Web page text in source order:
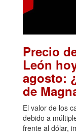
Precio
León
agosto:
de
El valor de los
debido a
frente al dólar,